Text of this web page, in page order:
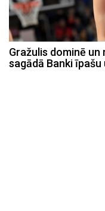
Gražulis dominē
sagādā Banki